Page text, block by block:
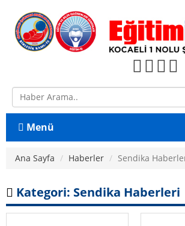
Menü
Ana Sayfa
Birleşik Kamu İş
Ana Sayfa Haberler Sendika
Kategori: Sendika Haberleri